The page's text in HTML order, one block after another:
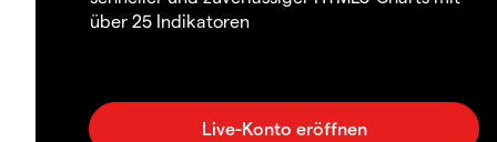
über 25 Indikatoren